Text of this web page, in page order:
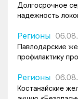
Долгосрочное
надежность
Регионы
Павлодарские
профилактику
Регионы
Костанайские